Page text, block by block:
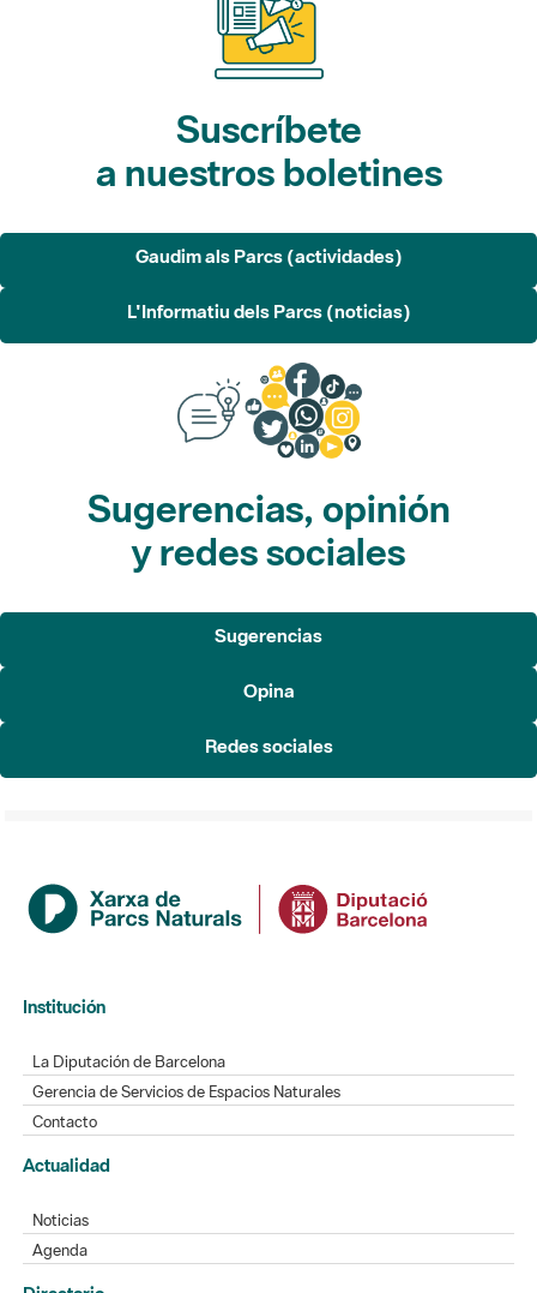
Suscríbete
a nuestros boletines
Gaudim als Parcs (actividades)
L'Informatiu dels Parcs (noticias)
Sugerencias, opinión
y redes sociales
Sugerencias
Opina
Redes sociales
Institución
La Diputación de Barcelona
Gerencia de Servicios de Espacios Naturales
Contacto
Actualidad
Noticias
Agenda